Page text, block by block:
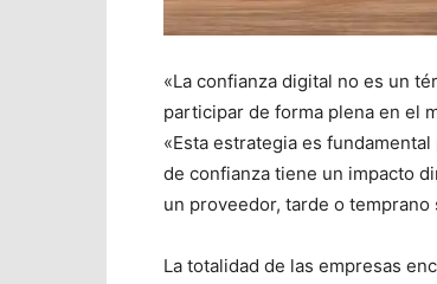
«La confianza digital no es un
participar de forma plena en el
«Esta estrategia es
de confianza tiene un impacto
un proveedor, tarde o temprano
La totalidad de las empresas